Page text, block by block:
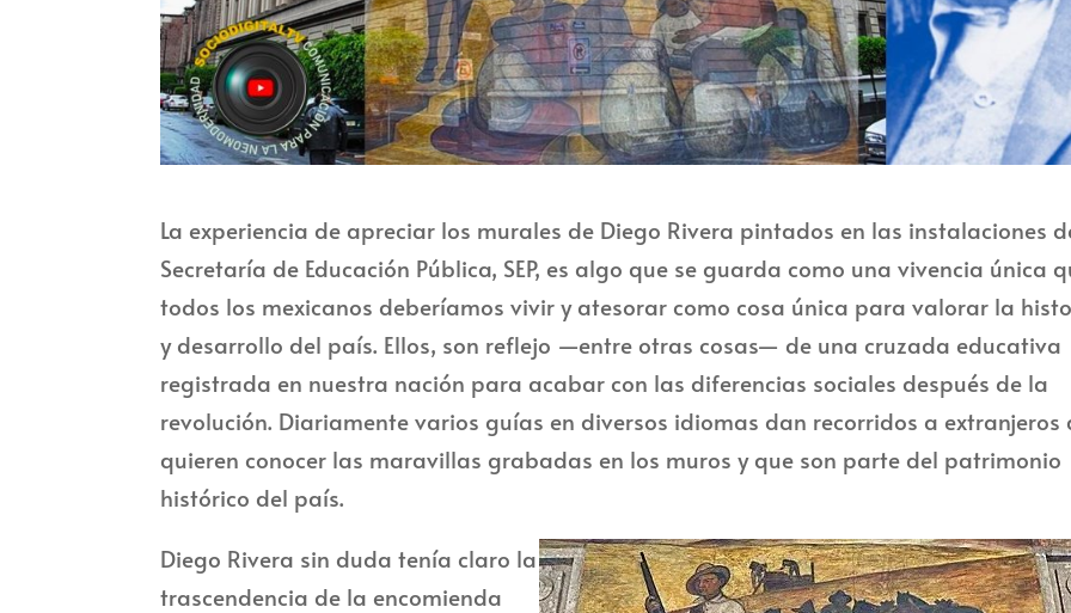
La experiencia de apreciar los murales de Diego Rivera pintados en las instalaciones
Secretaría de Educación Pública, SEP, es algo que se guarda como una vivencia única
todos los mexicanos deberíamos vivir y atesorar como cosa única para valorar la
y desarrollo del país. Ellos, son reflejo —entre otras cosas— de una cruzada educativa
registrada en nuestra nación para acabar con las diferencias sociales después de la
revolución. Diariamente varios guías en diversos idiomas dan recorridos a extranjeros
quieren conocer las maravillas grabadas en los muros y que son parte del patrimonio
histórico del país.
Diego Rivera sin duda tenía claro la
trascendencia de la encomienda